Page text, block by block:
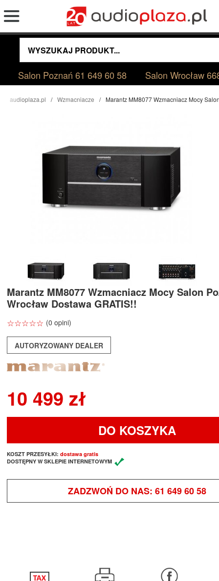
Salon Poznań61 649 60 58 Salon Wrocław
audioplaza.pl Wzmacniacze Marantz MM8077 Wzmacniacz Mocy
Marantz MM8077 Wzmacniacz Mocy Salon
Wrocław Dostawa GRATIS!!
☆☆☆☆☆
★★★★★ (0 opini)
AUTORYZOWANY DEALER
10 499 zł
DO KOSZYKA
KOSZT PRZESYŁKI: dostawa gratis
DOSTĘPNY W SKLEPIE INTERNETOWYM
ZADZWOŃ DO NAS: 61 649 60 58